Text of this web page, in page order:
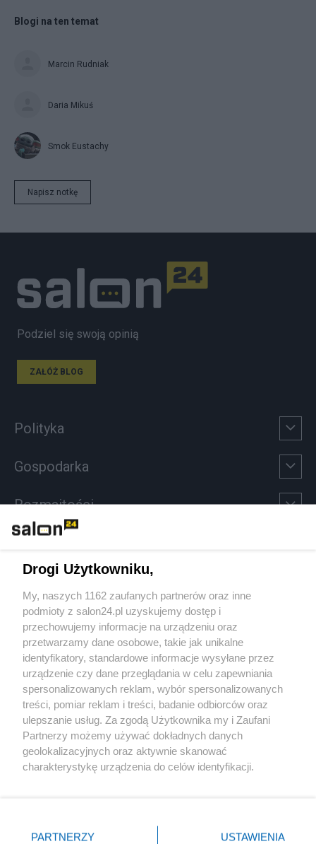
Blogi na ten temat
Marcin Rudniak
Daria Mikuś
Smok Eustachy
Napisz notkę
Podziel się swoją opinią
ZAŁÓŻ BLOG
Polityka
Gospodarka
Rozmaitości
Sport
Społeczeństwo
Kultura
X Facebook Instagram Youtube
Drogi Użytkowniku,
My, naszych 1162 zaufanych partnerów oraz inne
podmioty z salon24.pl uzyskujemy dostęp i
przechowujemy informacje na urządzeniu oraz
przetwarzamy dane osobowe, takie jak unikalne
identyfikatory, standardowe informacje wysyłane przez
urządzenie czy dane przeglądania w celu zapewniania
spersonalizowanych reklam, wybór spersonalizowanych
treści, pomiar reklam i treści, badanie odbiorców oraz
ulepszanie usług. Za zgodą Użytkownika my i Zaufani
Partnerzy możemy używać dokładnych danych
geolokalizacyjnych oraz aktywnie skanować
charakterystykę urządzenia do celów identyfikacji.
zmienić/wycofać klikając przycisk ustawień prywatności
PARTNERZY USTAWIENIA